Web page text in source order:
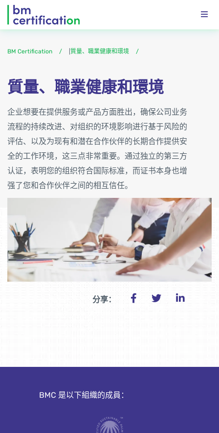
BM Certification 質量、職業健康和環境
質量、職業健康和環境
企业想要在提供服务或产品方面胜出，确保公司业务
流程的持续改进、对组织的环境影响进行基于风险的
评估、以及为现有和潜在合作伙伴的长期合作提供安
全的工作环境，这三点非常重要。通过独立的第三方
认证，表明您的组织符合国际标准，而证书本身也增
强了您和合作伙伴之间的相互信任。
分享：
BMC 是以下組織的成員：